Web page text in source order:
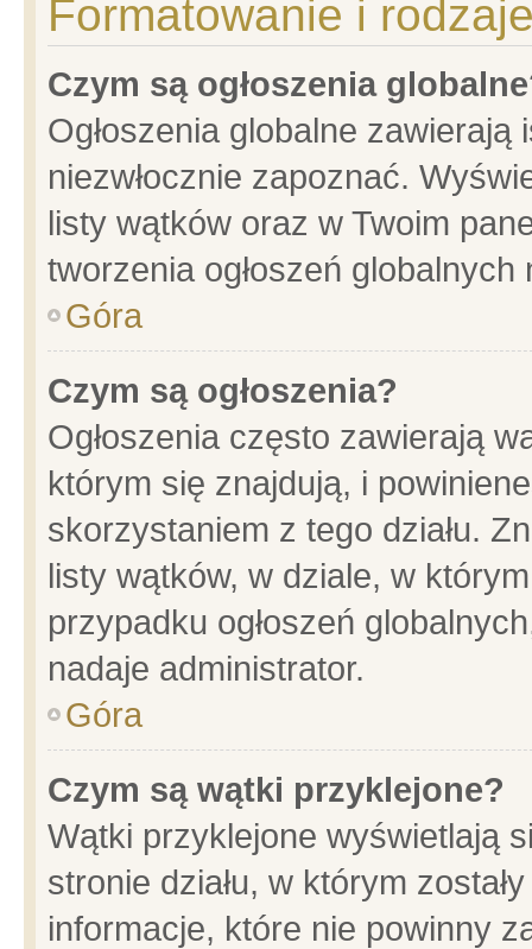
Formatowanie i
Czym są ogłoszenia
Ogłoszenia globalne
niezwłocznie zapoznać.
listy wątków oraz w Twoim
tworzenia ogłoszeń
Góra
Czym są ogłoszenia?
Ogłoszenia często zawierają
którym się znajdują, i
skorzystaniem z tego działu.
listy wątków, w dziale, w
przypadku ogłoszeń
nadaje administrator.
Góra
Czym są wątki przyklejone?
Wątki przyklejone wyświetlają
stronie działu, w którym
informacje, które nie powinny